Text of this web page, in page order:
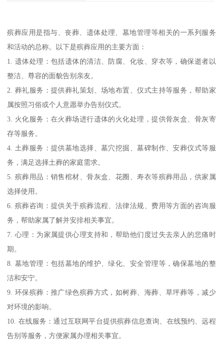
殡葬应用是指与、丧葬、遗体处理、墓地管理等相关的一系列服务
和活动的总称。以下是殡葬应用的主要方面：
1. 遗体处理：包括遗体的清洁、防腐、化妆、穿衣等，确保逝者以
整洁、尊容的面貌告别亲友。
2. 葬礼服务：提供葬礼策划、场地布置、仪式主持等服务，帮助家
属按照习俗或个人意愿举办告别仪式。
3. 火化服务：在火葬场进行遗体的火化处理，提供骨灰盒、骨灰寄
存等服务。
4. 土葬服务：提供墓地选择、墓穴挖掘、墓碑制作、安葬仪式等服
务，满足选择土葬的家庭需求。
5. 殡葬用品：销售棺材、骨灰盒、花圈、寿衣等殡葬用品，供家属
选择使用。
6. 殡葬咨询：提供关于殡葬流程、法律法规、费用等方面的咨询服
务，帮助家属了解并安排相关事宜。
7. 心理：为家属提供心理支持和，帮助他们度过失去亲人的悲痛时
期。
8. 墓地管理：包括墓地的维护、绿化、安全管理等，确保墓地的整
洁和安宁。
9. 环保殡葬：推广绿色殡葬方式，如树葬、海葬、草坪葬等，减少
对环境的影响。
10. 在线服务：通过互联网平台提供殡葬信息查询、在线预约、远程
告别等服务，方便家属办理相关事宜。